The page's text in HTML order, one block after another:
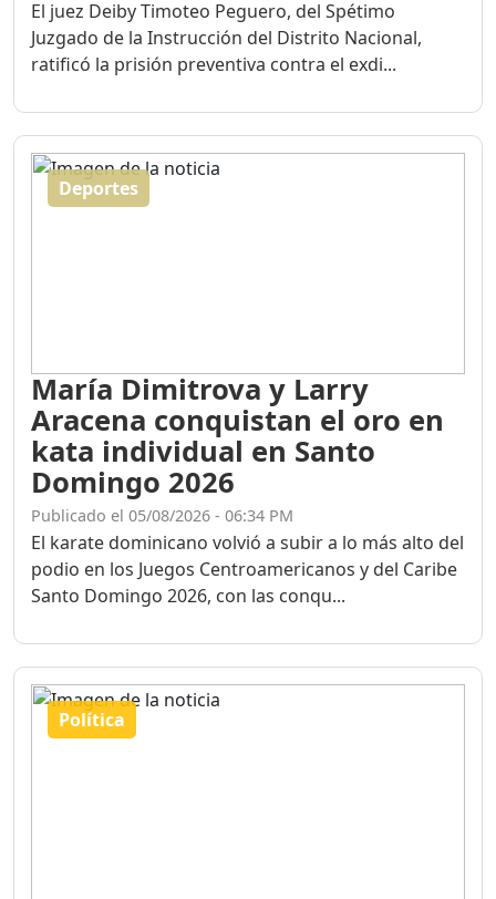
El juez Deiby Timoteo Peguero, del Spétimo
Juzgado de la Instrucción del Distrito Nacional,
ratificó la prisión preventiva contra el exdi...
Deportes
María Dimitrova y Larry
Aracena conquistan el oro en
kata individual en Santo
Domingo 2026
Publicado el 05/08/2026 - 06:34 PM
El karate dominicano volvió a subir a lo más alto del
podio en los Juegos Centroamericanos y del Caribe
Santo Domingo 2026, con las conqu...
Política